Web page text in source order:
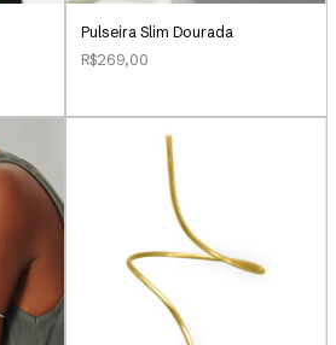
Pulseira Slim Dourada
R$269,00